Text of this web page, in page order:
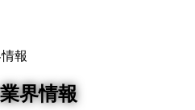
報
界情報